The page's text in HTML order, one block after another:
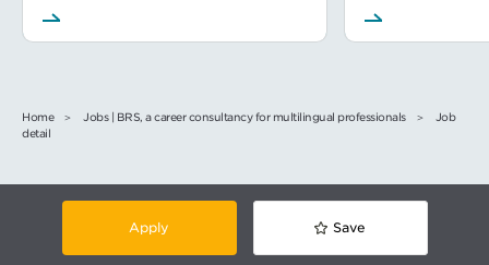
Home Jobs | BRS, a career consultancy for multilingual professionals
Job
detail
Apply Save